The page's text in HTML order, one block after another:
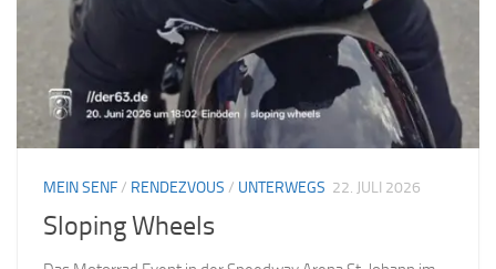
MEIN SENF/ RENDEZVOUS / UNTERWEGS 22. JULI 2026
Sloping Wheels